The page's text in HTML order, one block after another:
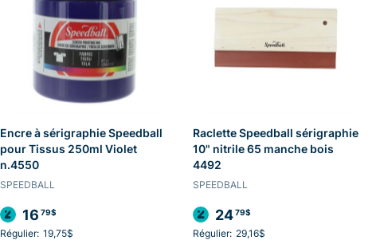
Encre à sérigraphie Speedball
pour Tissus 250ml Violet
n.4550
SPEEDBALL
16 79$
Régulier: 19,75$
Raclette Speedball sérigraphie
10" nitrile 65 manche bois
4492
SPEEDBALL
2479$
Régulier: 29,16$